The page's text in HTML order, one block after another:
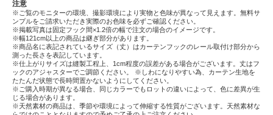
注意
※ご覧のモニターの環境、撮影環境により実物と色味が異なって見えます。無料サ
ンプルをご請求いただき実際のお色味を必ずご確認ください。
※掲載写真は固定フック間×1.2倍の幅で注文の場合のイメージです。
※幅121cm以上の商品は継ぎ部分があります。
※商品名に表記されているサイズ（丈）はカーテンフックのレール取付け部分から
測った長さを表記しています。
※仕上がりサイズは縫製工程上、1cm程度の誤差がある場合がございます。丈はフ
ックのアジャスターでご調節ください。
※しわになりやすい為、カーテン生地を
たたんだ状態で長時間置かないようにしてください。
※ご購入時期が異なる場合、同じカラーでもロットの違いによって、色に差異が生
じる場合があります。
※天然素材の商品は、季節や環境によって伸縮する性質がございます。天然素材な